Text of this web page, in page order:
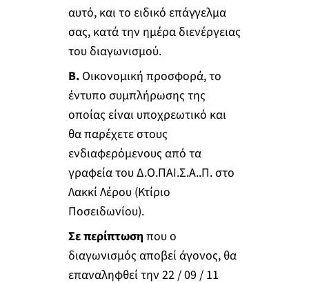
αυτό, και το ειδικό επάγγελμα
σας, κατά την ημέρα διενέργειας
του διαγωνισμού.
Β.Οικονομική προσφορά, το
έντυπο συμπλήρωσης της
οποίας είναι υποχρεωτικό και
θα παρέχετε στους
ενδιαφερόμενους από τα
γραφεία του Δ.Ο.ΠΑΙ.Σ.Α..Π. στο
Λακκί Λέρου (Κτίριο
Ποσειδωνίου).
Σε περίπτωση που ο
διαγωνισμός αποβεί άγονος, θα
επαναληφθεί την 22 / 09 / 11